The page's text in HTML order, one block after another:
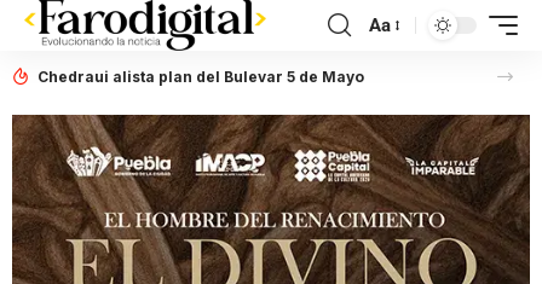
Aa
Chedraui alista plan del Bulevar 5 de Mayo